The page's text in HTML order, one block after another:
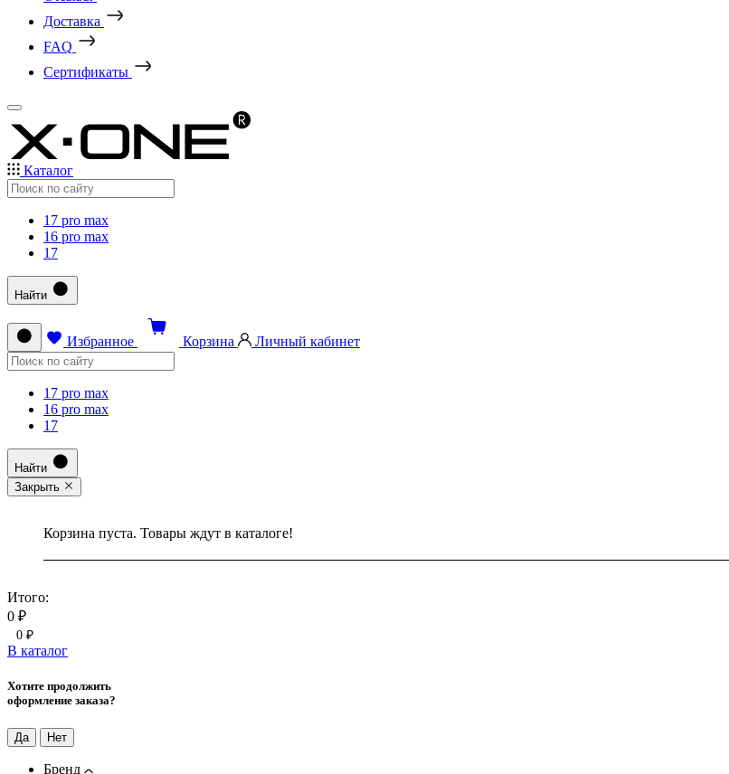
Доставка
FAQ
Сертификаты
Каталог
17 pro max
16 pro max
17
Найти
Избранное Корзина Личный кабинет
17 pro max
16 pro max
17
Найти
Закрыть
Корзина пуста. Товары ждут в каталоге!
Итого:
0 ₽
0 ₽
В каталог
Хотите продолжить
оформление заказа?
Да Нет
Бренд